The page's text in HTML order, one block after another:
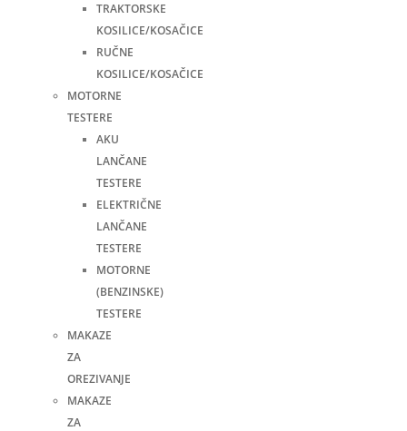
TRAKTORSKE
KOSILICE/KOSAČICE
RUČNE
KOSILICE/KOSAČICE
MOTORNE
TESTERE
AKU
LANČANE
TESTERE
ELEKTRIČNE
LANČANE
TESTERE
MOTORNE
(BENZINSKE)
TESTERE
MAKAZE
ZA
OREZIVANJE
MAKAZE
ZA